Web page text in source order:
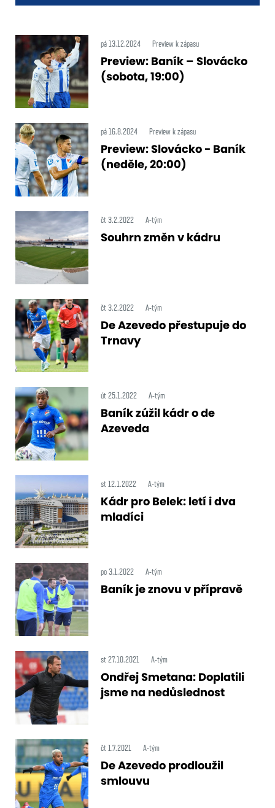
pá 13.12.2024 Preview k zápasu
Preview: Baník – Slovácko
(sobota, 19:00)
pá 16.8.2024 Preview k zápasu
Preview: Slovácko - Baník
(neděle, 20:00)
čt 3.2.2022 A-tým
Souhrn změn v kádru
čt 3.2.2022 A-tým
De Azevedo přestupuje do
Trnavy
út 25.1.2022 A-tým
Baník zúžil kádr o de
Azeveda
st 12.1.2022 A-tým
Kádr pro Belek: letí i dva
mladíci
po 3.1.2022 A-tým
Baník je znovu v přípravě
st 27.10.2021 A-tým
Ondřej Smetana: Doplatili
jsme na nedůslednost
čt 1.7.2021 A-tým
De Azevedo prodloužil
smlouvu